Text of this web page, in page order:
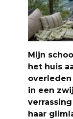
Mijn
het huis
in een
haar